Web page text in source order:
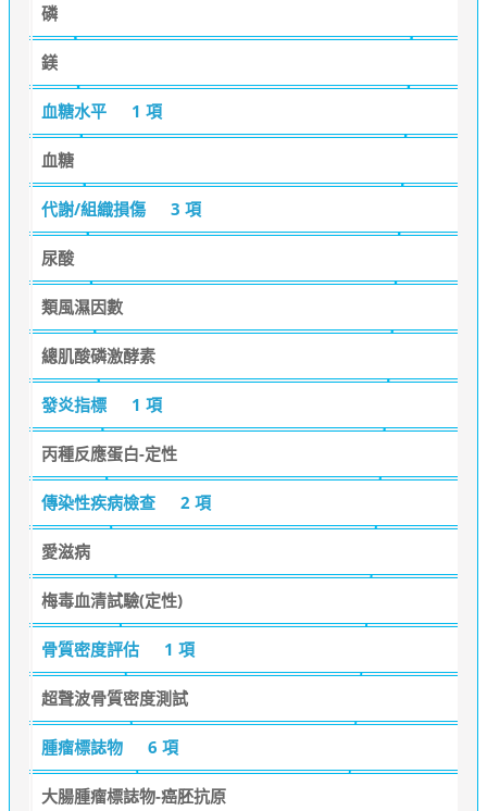
磷
鎂
血糖水平 1 項
血糖
代謝/組織損傷 3 項
尿酸
類風濕因數
總肌酸磷激酵素
發炎指標 1 項
丙種反應蛋白-定性
傳染性疾病檢查 2 項
愛滋病
梅毒血清試驗(定性)
骨質密度評估 1 項
超聲波骨質密度測試
腫瘤標誌物 6 項
大腸腫瘤標誌物-癌胚抗原